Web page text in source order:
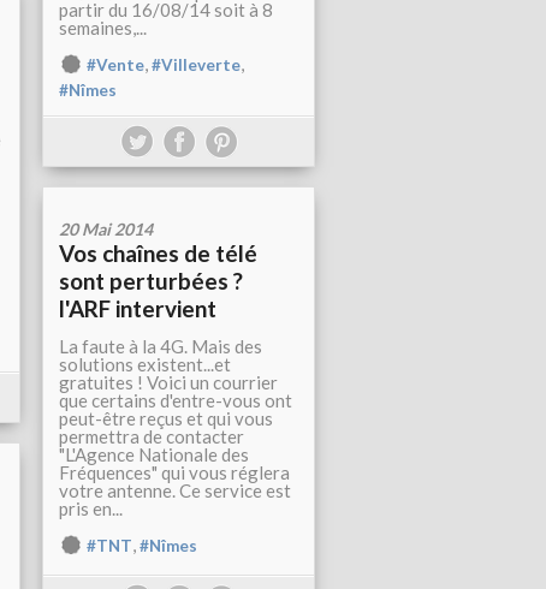
partir du 16/08/14 soit à 8
semaines,...
#Vente,#Villeverte,
#Nîmes
20 Mai 2014
Vos chaînes de télé
sont perturbées ?
l'ARF intervient
La faute à la 4G. Mais des
solutions existent...et
gratuites ! Voici un courrier
que certains d'entre-vous ont
peut-être reçus et qui vous
permettra de contacter
"L'Agence Nationale des
Fréquences" qui vous réglera
votre antenne. Ce service est
pris en...
#TNT,#Nîmes